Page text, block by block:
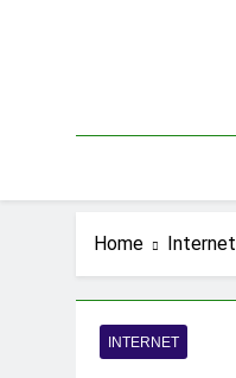
Home Internet
INTERNET